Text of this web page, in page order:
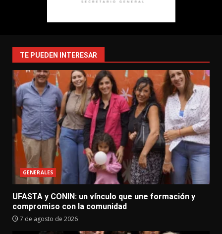
TE PUEDEN INTERESAR
GENERALES
UFASTA y CONIN: un vínculo que une formación y
compromiso con la comunidad
7 de agosto de 2026